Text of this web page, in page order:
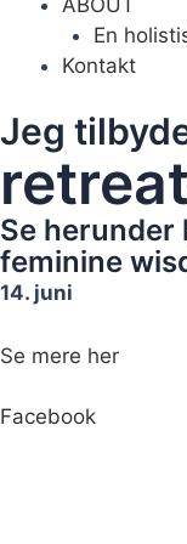
En
Kontakt
Jeg
Se
feminine
14. juni
Se mere her
Facebook